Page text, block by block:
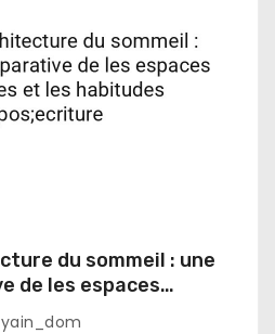
du sommeil : une
de les espaces
habitudes d'ecriture